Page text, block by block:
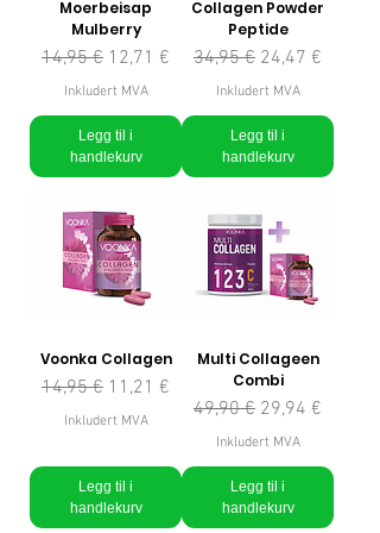
Moerbeisap
Mulberry
Vanlig pris
14,95 € Salgspris
12,71 €
Inkludert MVA
Legg til i
handlekurv
Collagen Powder
Peptide
Vanlig pris
34,95 € Salgspris
24,47 €
Inkludert MVA
Legg til i
handlekurv
Voonka Collagen
Vanlig pris
14,95 € Salgspris
11,21 €
Inkludert MVA
Legg til i
handlekurv
Multi Collageen
Combi
Vanlig pris
49,90 € Salgspris
29,94 €
Inkludert MVA
Legg til i
handlekurv